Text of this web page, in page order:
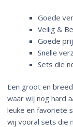
Goede
Veilig &
Goede
Snelle
Sets die
Een groot en
waar wij nog hard
leuke en favoriete
wij vooral sets die